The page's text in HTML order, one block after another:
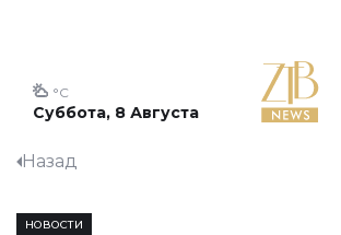
Суббота, 8 Августа
°C
Назад
НОВОСТИ